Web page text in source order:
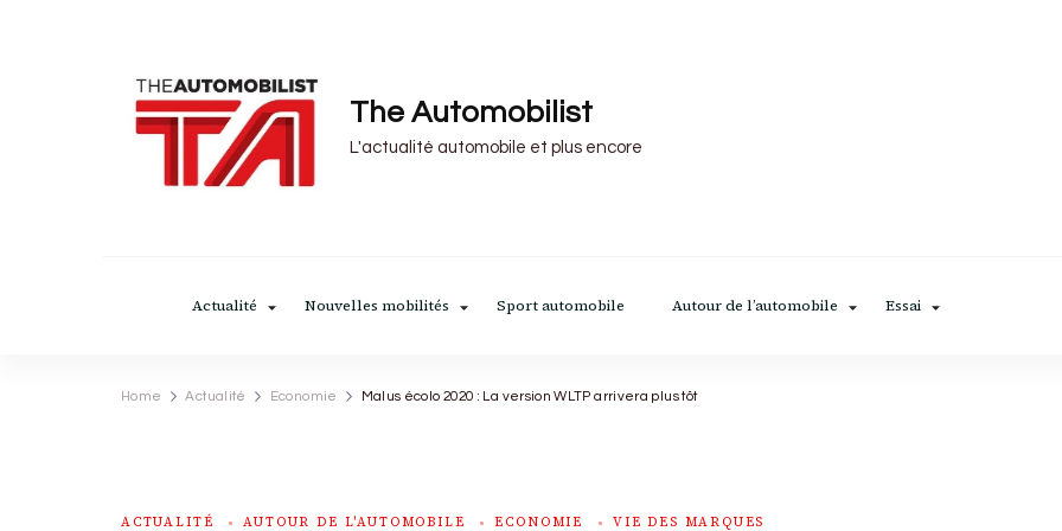
The Automobilist
L'actualité automobile et plus encore
Actualité Nouvelles mobilités Sport automobile Autour de l’automobile Essai
Home Actualité Economie Malus écolo 2020 : La version WLTP arrivera plus tôt
ACTUALITÉ AUTOUR DE L'AUTOMOBILE ECONOMIE VIE DES MARQUES